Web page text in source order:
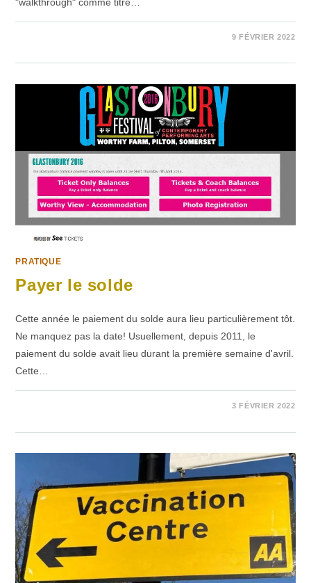
9 FÉVRIER 2022
PRATIQUE
Payer le solde
Cette année le paiement du solde aura lieu particulièrement tôt.
Ne manquez pas la date! Usuellement, depuis 2011, le
paiement du solde avait lieu durant la première semaine d'avril.
Cette…
3 FÉVRIER 2022